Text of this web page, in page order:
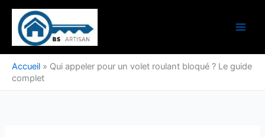
Aller
contenu
Accueil » Qui appeler pour un volet roulant bloqué ? Le guide
complet